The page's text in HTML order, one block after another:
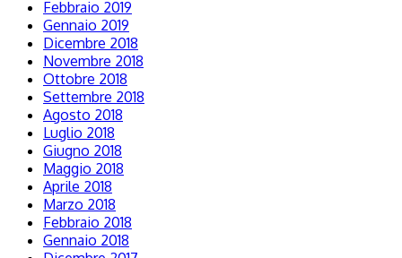
Febbraio 2019
Gennaio 2019
Dicembre 2018
Novembre 2018
Ottobre 2018
Settembre 2018
Agosto 2018
Luglio 2018
Giugno 2018
Maggio 2018
Aprile 2018
Marzo 2018
Febbraio 2018
Gennaio 2018